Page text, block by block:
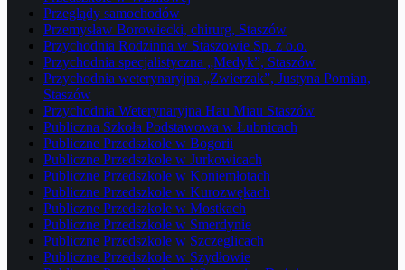
Przeglądy samochodów
Przemysław Borowiecki, chirurg, Staszów
Przychodnia Rodzinna w Staszowie Sp. z o.o.
Przychodnia specjalistyczna „Medyk”, Staszów
Przychodnia weterynaryjna „Zwierzak”, Justyna Pomian,
Staszów
Przychodnia Weterynaryjna Hau Miau Staszów
Publiczna Szkoła Podstawowa w Łubnicach
Publiczne Przedszkole w Bogorii
Publiczne Przedszkole w Jurkowicach
Publiczne Przedszkole w Koniemłotach
Publiczne Przedszkole w Kurozwękach
Publiczne Przedszkole w Mostkach
Publiczne Przedszkole w Smerdynie
Publiczne Przedszkole w Szczeglicach
Publiczne Przedszkole w Szydłowie